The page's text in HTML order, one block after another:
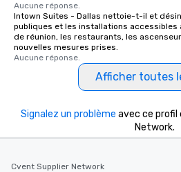
Aucune réponse.
Intown Suites - Dallas nettoie-t-il et
publiques et les installations accessibles
de réunion, les restaurants, les
nouvelles mesures prises.
Aucune réponse.
Afficher toutes
Signalez un problème avec ce profil
Network.
Cvent Supplier Network